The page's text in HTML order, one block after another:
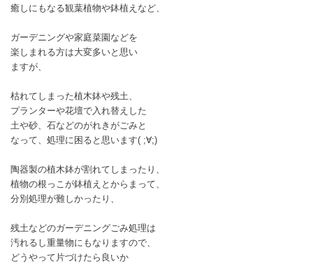
癒しにもなる観葉植物や鉢植えなど、
ガーデニングや家庭菜園などを
楽しまれる方は大変多いと思い
ますが、
枯れてしまった植木鉢や残土、
プランターや花壇で入れ替えした
土や砂、石などのがれきがごみと
なって、処理に困ると思います( ;∀;)
陶器製の植木鉢が割れてしまったり、
植物の根っこが鉢植えとからまって、
分別処理が難しかったり、
残土などのガーデニングごみ処理は
汚れるし重量物にもなりますので、
どうやって片づけたら良いか